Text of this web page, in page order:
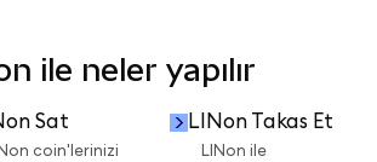
ile neler yapılır
Sat
coin'lerinizi
LINon Takas Et
LINon ile